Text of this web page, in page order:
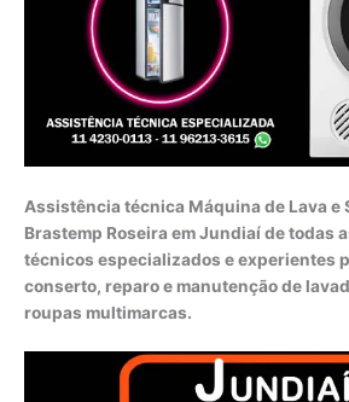
Assistência técnica Máquina de Lava e
Brastemp Roseira em Jundiaí de todas
técnicos especializados e experientes
conserto, reparo e manutenção de
roupas multimarcas.